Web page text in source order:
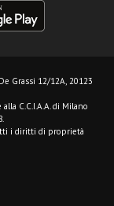
Grassi 12/12A, 20123
C.C.I.A.A. di Milano
i diritti di proprietà